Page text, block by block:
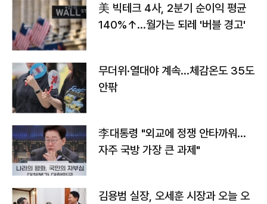
美 빅테크 4사, 2분기 순이익 평균
140%↑…월가는 되레 '버블 경고'
무더위·열대야 계속…체감온도 35도
안팎
李대통령 "외교에 정쟁 안타까워…
자주 국방 가장 큰 과제"
김용범 실장, 오세훈 시장과 오늘 오